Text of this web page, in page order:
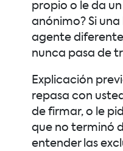
propio o le da
anónimo? Si
agente
nunca pasa de
Explicación
repasa con
de firmar, o le
que no terminó
entender las